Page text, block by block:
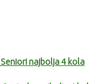
Seniori najbolja 4 kola